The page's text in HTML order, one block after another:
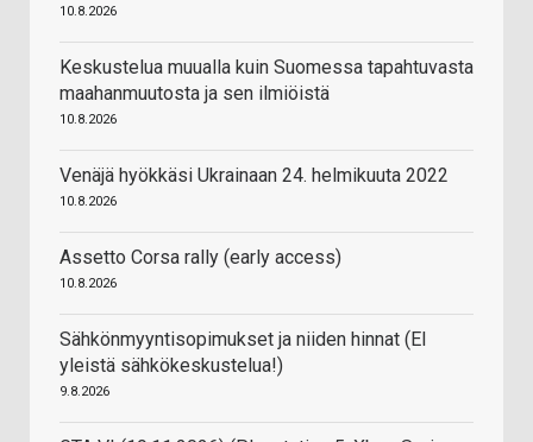
10.8.2026
Keskustelua muualla kuin Suomessa tapahtuvasta
maahanmuutosta ja sen ilmiöistä
10.8.2026
Venäjä hyökkäsi Ukrainaan 24. helmikuuta 2022
10.8.2026
Assetto Corsa rally (early access)
10.8.2026
Sähkönmyyntisopimukset ja niiden hinnat (EI
yleistä sähkökeskustelua!)
9.8.2026